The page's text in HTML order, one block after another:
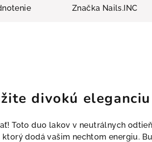
Značka Nails.INC
divokú
Toto duo lakov v neutrálnych
ktorý dodá vašim nechtom energiu.